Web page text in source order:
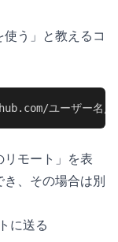
う」と教えるコ
ユーザー名/
モート」を表
き、その場合は別
に送る